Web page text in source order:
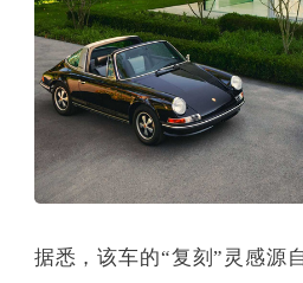
据悉，该车的“复刻”灵感源